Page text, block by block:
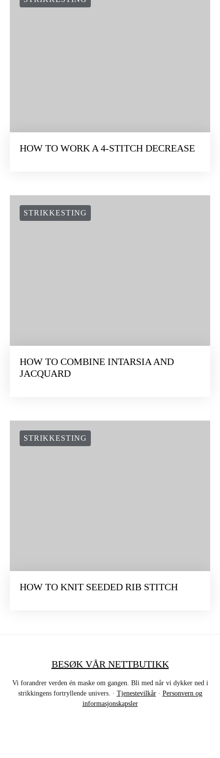
HOW TO WORK A 4-STITCH DECREASE
STRIKKESTING
HOW TO COMBINE INTARSIA AND
JACQUARD
STRIKKESTING
HOW TO KNIT SEEDED RIB STITCH
BESØK VÅR NETTBUTIKK
Vi forandrer verden én maske om gangen. Bli med når vi dykker ned i
strikkingens fortryllende univers. · Tjenestevilkår· Personvern og
informasjonskapsler